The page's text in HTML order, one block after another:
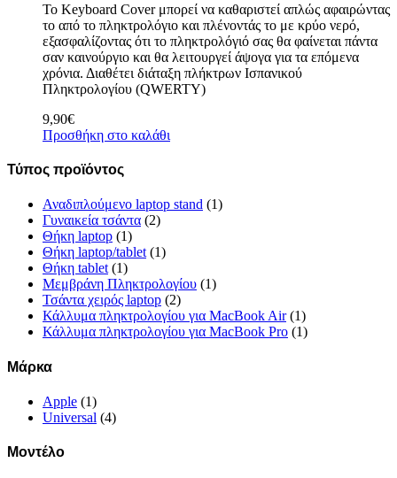
Το Keyboard Cover μπορεί να καθαριστεί απλώς αφαιρώντας
το από το πληκτρολόγιο και πλένοντάς το με κρύο νερό,
εξασφαλίζοντας ότι το πληκτρολόγιό σας θα φαίνεται πάντα
σαν καινούργιο και θα λειτουργεί άψογα για τα επόμενα
χρόνια. Διαθέτει διάταξη πλήκτρων Ισπανικού
Πληκτρολογίου (QWERTY)
9,90€
Προσθήκη στο καλάθι
Τύπος προϊόντος
Αναδιπλούμενο laptop stand (1)
Γυναικεία τσάντα (2)
Θήκη laptop (1)
Θήκη laptop/tablet (1)
Θήκη tablet (1)
Μεμβράνη Πληκτρολογίου (1)
Τσάντα χειρός laptop (2)
Κάλλυμα πληκτρολογίου για MacBook Air (1)
Κάλλυμα πληκτρολογίου για MacBook Pro (1)
Μάρκα
Apple (1)
Universal (4)
Μοντέλο